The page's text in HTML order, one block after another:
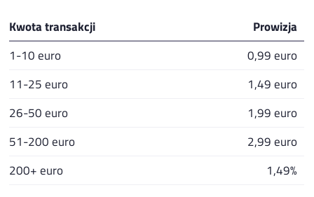
Kwota transakcji
Prowizja
1-10 euro
0,99 euro
11-25 euro
1,49 euro
26-50 euro
1,99 euro
51-200 euro
2,99 euro
200+ euro
1,49%